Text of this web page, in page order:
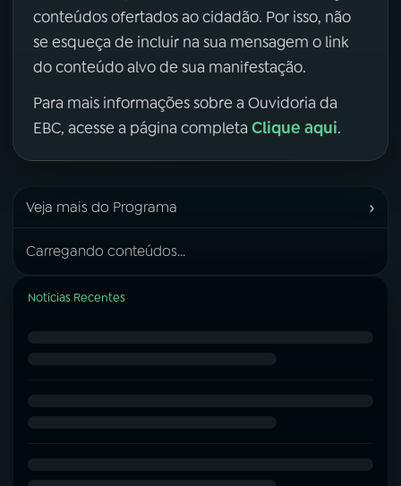
conteúdos ofertados ao cidadão. Por isso, não
se esqueça de incluir na sua mensagem o link
do conteúdo alvo de sua manifestação.
Para mais informações sobre a Ouvidoria da
EBC, acesse a página completa Clique aqui.
Veja mais do Programa ›
Carregando conteúdos...
Notícias Recentes